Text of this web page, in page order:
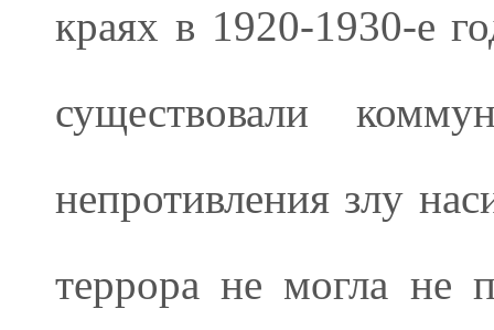
краях в 1920-1930-е
существовали
непротивления злу
террора не могла не